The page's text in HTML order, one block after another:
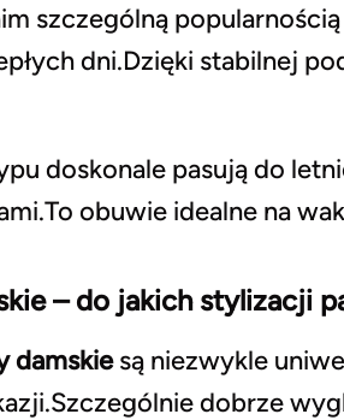
szczególną
dni.Dzięki stabilnej
doskonale pasują do
obuwie idealne na
– do jakich stylizacji
damskiesą niezwykle
dobrze